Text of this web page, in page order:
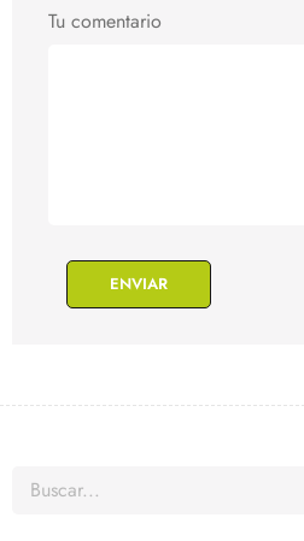
Tu comentario
ENVIAR